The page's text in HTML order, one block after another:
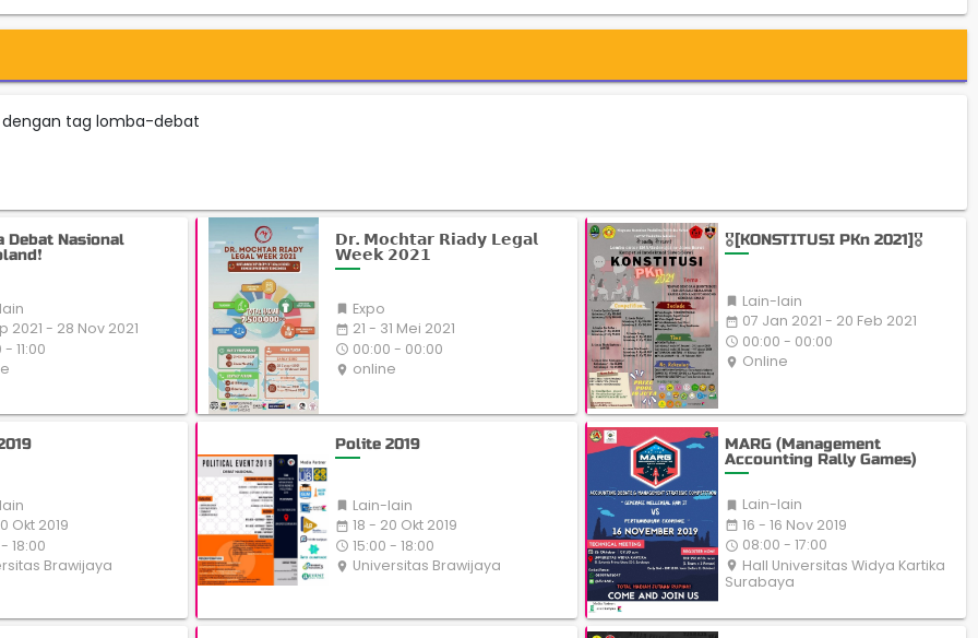
tag lomba-debat
Debat Nasional
2021 - 28 Nov 2021
11:00
𝗗𝗿. 𝗠𝗼𝗰𝗵𝘁𝗮𝗿 𝗥𝗶𝗮𝗱𝘆 𝗟𝗲𝗴𝗮𝗹
𝗪𝗲𝗲𝗸 𝟮𝟬𝟮𝟭
Expo
date_range 21 - 31 Mei 2021
access_time 00:00 - 00:00
place online
🎖️[KONSTITUSI PKn 2021]🎖️
Lain-lain
date_range 07 Jan 2021 - 20 Feb 2021
access_time 00:00 - 00:00
place Online
Okt 2019
18:00
Brawijaya
Polite 2019
Lain-lain
date_range 18 - 20 Okt 2019
access_time 15:00 - 18:00
place Universitas Brawijaya
MARG (Management
Accounting Rally Games)
 Lain-lain
date_range 16 - 16 Nov 2019
access_time 08:00 - 17:00
place Hall Universitas Widya Kartika
Surabaya